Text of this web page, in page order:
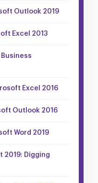
Outlook 2019
Excel 2013
Excel 2016
Outlook 2016
Word 2019
2019: Digging